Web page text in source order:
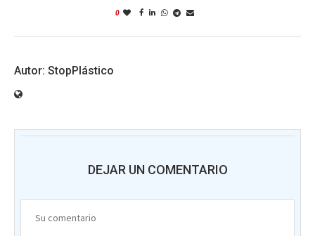
0
StopPlástico
DEJAR UN COMENTARIO